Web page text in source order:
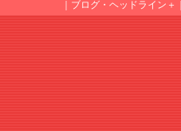
ブログ・ヘッドライン＋